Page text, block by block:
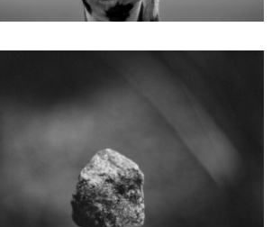
SMALL IMAGES
LEFT